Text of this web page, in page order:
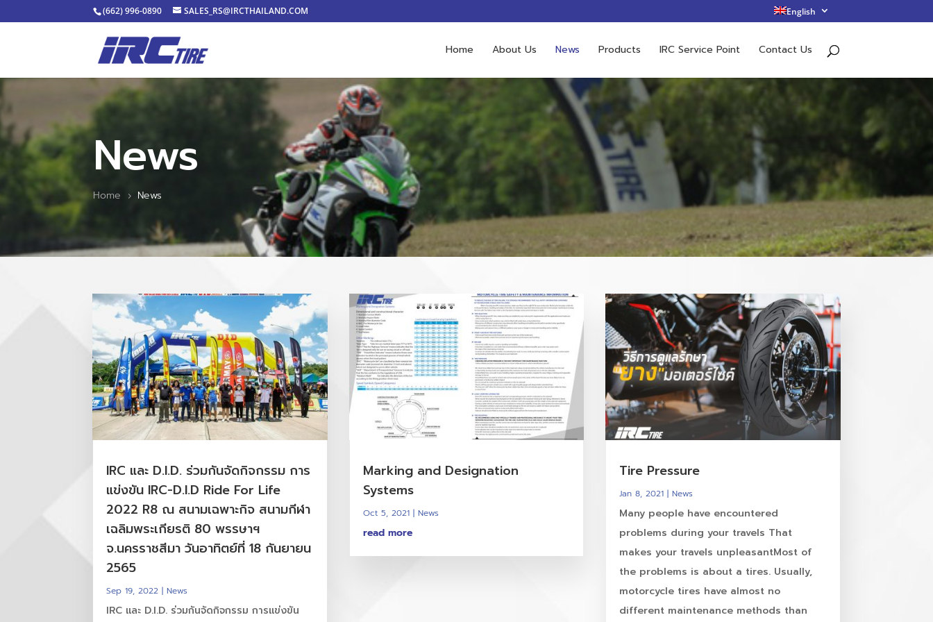
(662) 996-0890 SALES_RS@IRCTHAILAND.COM English
Home About Us News Products IRC Service Point Contact Us
News
Home 5 News
IRC และ D.I.D. ร่วมกันจัดกิจกรรม การ
แข่งขัน IRC-D.I.D Ride For Life
2022 R8 ณ สนามเฉพาะกิจ สนามกีฬา
เฉลิมพระเกียรติ 80 พรรษาฯ
จ.นครราชสีมา วันอาทิตย์ที่ 18 กันยายน
2565
Sep 19, 2022 |News
IRC และ D.I.D. ร่วมกันจัดกิจกรรม การแข่งขัน
Marking and Designation
Systems
Oct 5, 2021| News
read more
Tire Pressure
Jan 8, 2021| News
Many people have encountered
problems during your travels That
makes your travels unpleasantMost of
the problems is about a tires. Usually,
motorcycle tires have almost no
different maintenance methods than